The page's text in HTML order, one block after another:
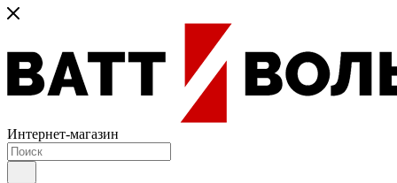
Интернет-магазин